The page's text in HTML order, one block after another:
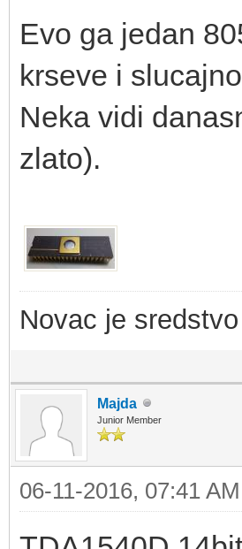
Evo ga jedan
krseve i
Neka vidi
zlato).
Novac je
Majda
Junior Member
06-11-2016, 07:41 AM